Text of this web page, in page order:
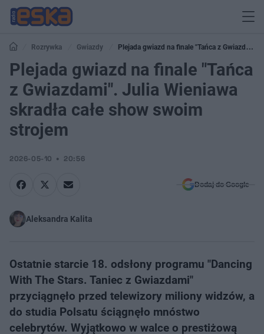
Rozrywka Gwiazdy
Plejada gwiazd na finale "Tańca z Gwiazdami".
Julia Wieniawa skradła całe show swoim strojem
Plejada gwiazd na finale "Tańca
z Gwiazdami". Julia Wieniawa
skradła całe show swoim
strojem
2026-05-10 20:56
Dodaj do Google
Aleksandra Kalita
Ostatnie starcie 18. odsłony programu "Dancing
With The Stars. Taniec z Gwiazdami"
przyciągnęło przed telewizory miliony widzów, a
do studia Polsatu ściągnęło mnóstwo
celebrytów. Wyjątkowo w walce o prestiżową